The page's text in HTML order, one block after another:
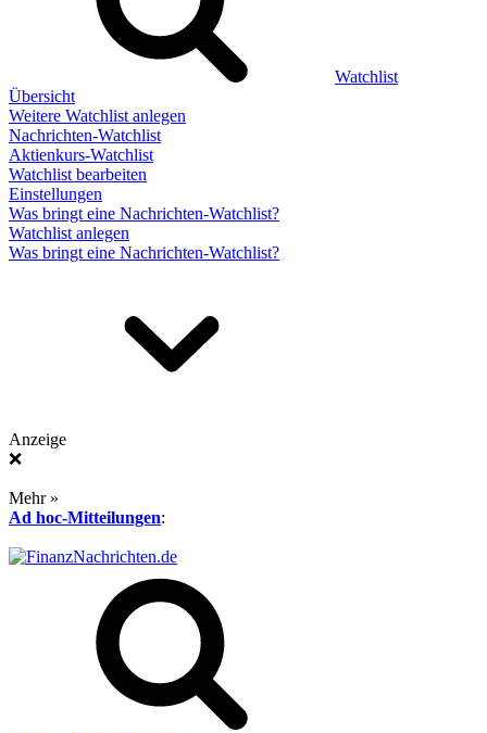
Watchlist
Übersicht
Weitere Watchlist anlegen
Nachrichten-Watchlist
Aktienkurs-Watchlist
Watchlist bearbeiten
Einstellungen
Was bringt eine Nachrichten-Watchlist?
Watchlist anlegen
Was bringt eine Nachrichten-Watchlist?
Anzeige
❌
Mehr »
Ad hoc-Mitteilungen: